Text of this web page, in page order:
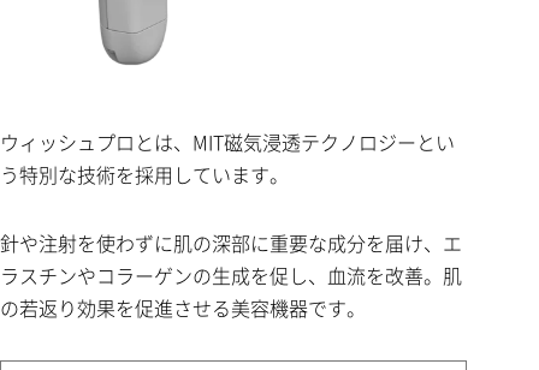
ウィッシュプロとは、MIT磁気浸透テクノロジーとい
う特別な技術を採用しています。
針や注射を使わずに肌の深部に重要な成分を届け、エ
ラスチンやコラーゲンの生成を促し、血流を改善。肌
の若返り効果を促進させる美容機器です。